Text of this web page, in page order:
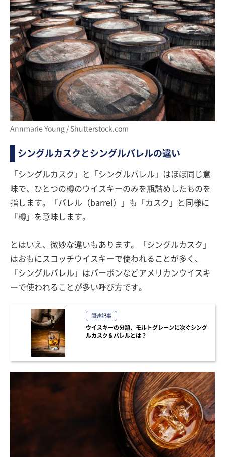
Annmarie Young / Shutterstock.com
シングルカスクとシングルバレルの違い
「シングルカスク」と「シングルバレル」はほぼ同じ意
味で、ひとつの樽のウイスキーのみを瓶詰めしたものを
指します。「バレル（barrel）」も「カスク」と同様に
「樽」を意味します。
とはいえ、微妙な違いもあります。「シングルカスク」
はおもにスコッチウイスキーで使われることが多く、
「シングルバレル」はバーボンなどアメリカンウイスキ
ーで使われることが多い呼び方です。
関連記事
ウイスキーの分類、モルトグレーンに次ぐシング
ルカスク＆バレルとは？